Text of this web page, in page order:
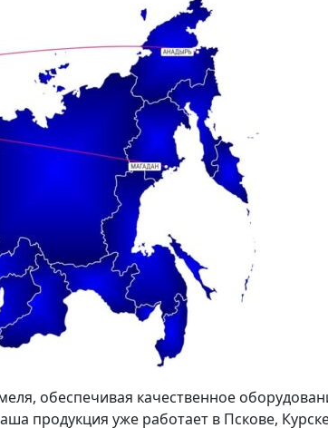
обеспечивая качественное
продукция уже работает в Пскове,